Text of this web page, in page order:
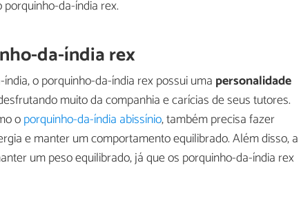
da-índia rex.
da-índia rex
o porquinho-da-índia rex possui uma personalidade
muito da companhia e carícias de seus tutores.
oporquinho-da-índia abissínio, também precisa fazer
e manter um comportamento equilibrado. Além disso, a
um peso equilibrado, já que os porquinho-da-índia rex